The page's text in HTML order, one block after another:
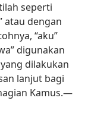
seperti
atau dengan
“aku”
digunakan
dilakukan
lanjut bagi
Kamus.—